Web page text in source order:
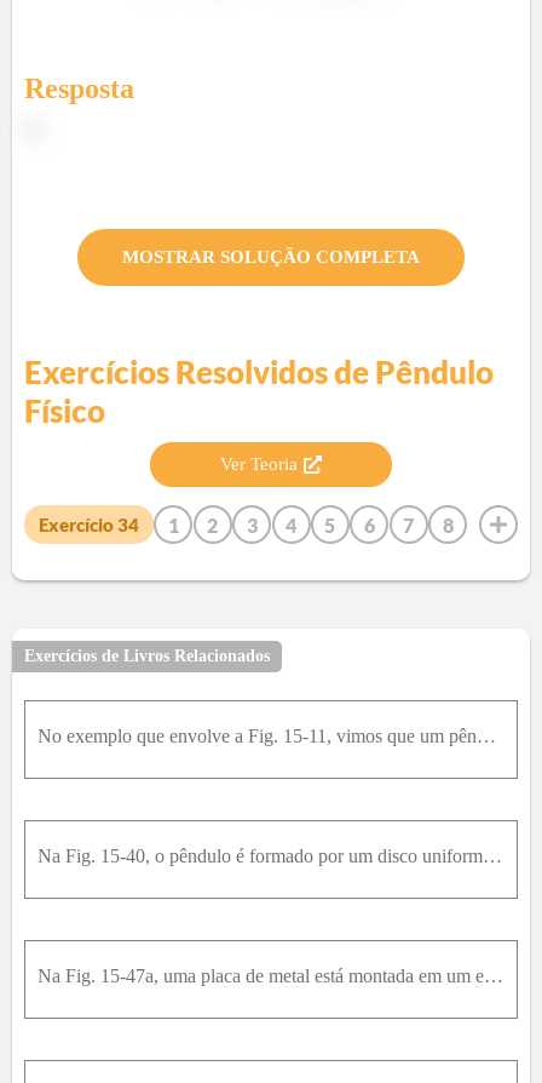
Resposta
MOSTRAR SOLUÇÃO COMPLETA
Exercícios Resolvidos dePêndulo
Físico
Ver Teoria
Exercício34 1 2 3 4 5 6 7
8
31
32 33
Exercícios de Livros Relacionados
No exemplo que envolve a Fig. 15-11, vimos que um pêndulo físico em forma de régua possui um centro de oscilação a uma distância 2L/3 do ponto de suspensão. Mostre que a distância entre o ponto de sus
Na Fig. 15-40, o pêndulo é formado por um disco uniforme de raio r = 10,0 c m e 500 g de massa preso a uma barra homogênea de comprimento L = 500 m m e 270 g de massa. (a) Calcule o momento de inércia
Na Fig. 15-47a, uma placa de metal está montada em um eixo que passa pelo seu centro de massa. Uma mola com k = 2000 N / m está ligada a uma parede e a um ponto da borda da placa a uma distância, r =